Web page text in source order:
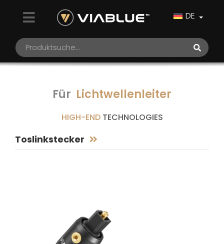
DE
Für Lichtwellenleiter
HIGH-END TECHNOLOGIES
Toslinkstecker